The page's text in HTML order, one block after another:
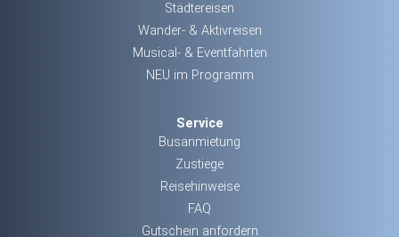
Städtereisen
Wander- & Aktivreisen
Musical- & Eventfahrten
NEU im Programm
Service
Busanmietung
Zustiege
Reisehinweise
FAQ
Gutschein anfordern